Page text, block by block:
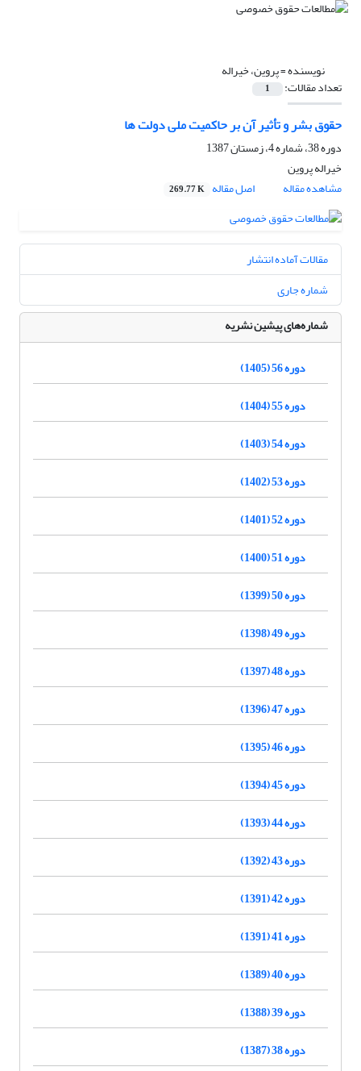
نویسنده =پروین، خیراله
تعداد مقالات: 1
حقوق بشر و تأثیر آن بر حاکمیت ملی دولت ها
دوره 38، شماره 4، زمستان 1387
خیراله پروین
مشاهده مقاله
اصل مقاله 269.77 K
مقالات آماده انتشار
شماره جاری
شماره‌های پیشین نشریه
دوره 56 (1405)
دوره 55 (1404)
دوره 54 (1403)
دوره 53 (1402)
دوره 52 (1401)
دوره 51 (1400)
دوره 50 (1399)
دوره 49 (1398)
دوره 48 (1397)
دوره 47 (1396)
دوره 46 (1395)
دوره 45 (1394)
دوره 44 (1393)
دوره 43 (1392)
دوره 42 (1391)
دوره 41 (1391)
دوره 40 (1389)
دوره 39 (1388)
دوره 38 (1387)